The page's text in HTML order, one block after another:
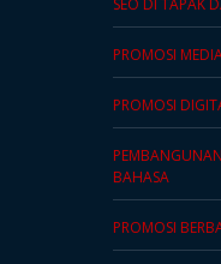
SEO DI TAPAK
PROMOSI
PROMOSI
BAHASA
PROMOSI